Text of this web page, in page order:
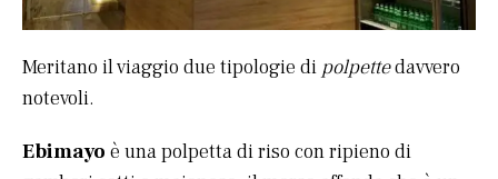
Meritano il viaggio due tipologie di polpettedavvero
notevoli.
Ebimayo è una polpetta di riso con ripieno di